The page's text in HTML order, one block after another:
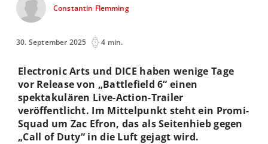
Constantin Flemming
30. September 2025 4 min.
Electronic Arts und DICE haben wenige Tage
vor Release von „Battlefield 6“ einen
spektakulären Live-Action-Trailer
veröffentlicht. Im Mittelpunkt steht ein Promi-
Squad um Zac Efron, das als Seitenhieb gegen
„Call of Duty“ in die Luft gejagt wird.